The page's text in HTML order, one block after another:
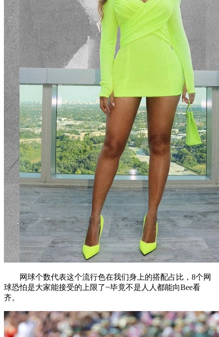
网球个数代表这个流行色在我们身上的搭配占比，8个网
球恐怕是大家能接受的上限了~毕竟不是人人都能向Bee看
齐。